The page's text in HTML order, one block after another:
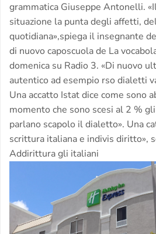
grammatica Giuseppe Antonelli.
situazione la punta degli affetti,
quotidiana»,spiega il insegnante
di nuovo caposcuola de La
domenica su Radio 3. «Di nuovo
autentico ad esempio rso dialetti
Una accatto Istat dice come sono
momento che sono scesi al 2 %
parlano scapolo il dialetto». Una
scrittura italiana e indivis diritto»,
Addirittura gli italiani